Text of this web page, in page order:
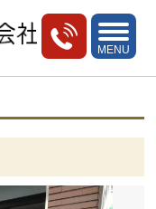
toggle
MENU